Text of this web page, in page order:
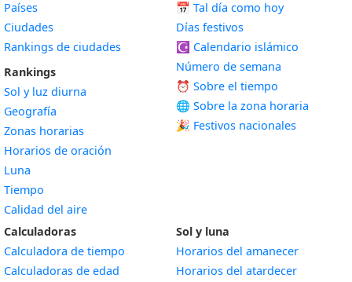
Países
Ciudades
Rankings de ciudades
Rankings
Sol y luz diurna
Geografía
Zonas horarias
Horarios de oración
Luna
Tiempo
Calidad del aire
📅 Tal día como hoy
Días festivos
☪️ Calendario islámico
Número de semana
⏰ Sobre el tiempo
🌐 Sobre la zona horaria
🎉 Festivos nacionales
Calculadoras
Calculadora de tiempo
Calculadoras de edad
Sol y luna
Horarios del amanecer
Horarios del atardecer